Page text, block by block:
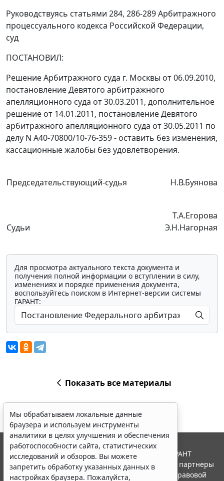
Руководствуясь статьями 284, 286-289Арбитражного
процессуального кодекса Российской Федерации,
суд
ПОСТАНОВИЛ:
Решение Арбитражного суда г. Москвы от 06.09.2010,
постановление Девятого арбитражного
апелляционного суда от 30.03.2011, дополнительное
решение от 14.01.2011, постановление Девятого
арбитражного апелляционного суда от 30.05.2011 по
делу N А40-70800/10-76-359 - оставить без изменения,
кассационные жалобы без удовлетворения.
Председательствующий-судья Н.В.Буянова
Судьи
Т.А.Егорова
Э.Н.Нагорная
Для просмотра актуального текста документа и
получения полной информации о вступлении в силу,
изменениях и порядке применения документа,
воспользуйтесь поиском в Интернет-версии системы
ГАРАНТ:
Показать все материалы
Мы обрабатываем локальные данные
браузера и используем инструменты
аналитики в целях улучшения и обеспечения
работоспособности сайта, статистических
исследований и обзоров. Вы можете
запретить обработку указанных данных в
настройках браузера. Пожалуйста,
© ООО "НПП "ГАРАНТ-СЕРВИС", 2026. Система ГАРАНТ
выпускается с 1990 года. Компания "Гарант" и ее партнеры
являются участниками Российской ассоциации правовой